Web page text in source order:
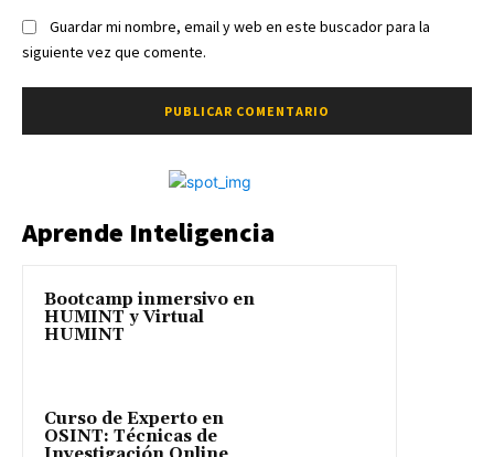
Guardar mi nombre, email y web en este buscador para la
siguiente vez que comente.
Aprende Inteligencia
Bootcamp inmersivo en
HUMINT y Virtual
HUMINT
Curso de Experto en
OSINT: Técnicas de